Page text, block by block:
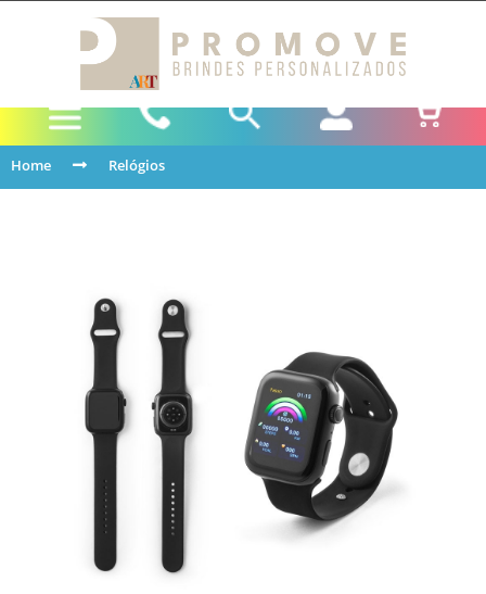
Home Relógios